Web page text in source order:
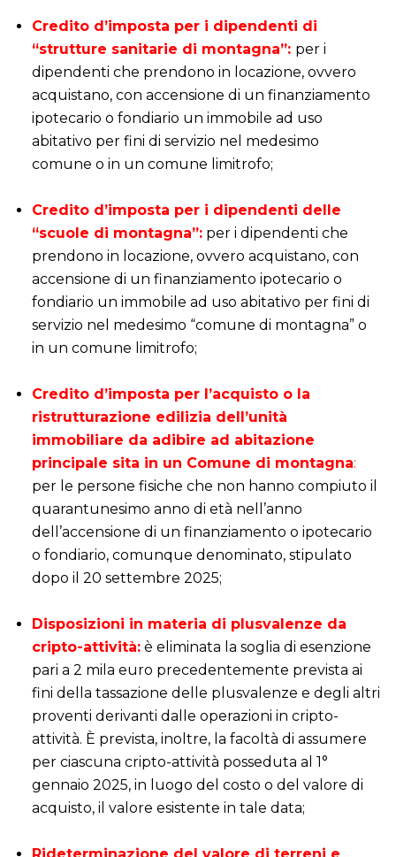
Credito d’imposta per i dipendenti di
“strutture sanitarie di montagna”: per i
dipendenti che prendono in locazione, ovvero
acquistano, con accensione di un finanziamento
ipotecario o fondiario un immobile ad uso
abitativo per fini di servizio nel medesimo
comune o in un comune limitrofo;
Credito d’imposta per i dipendenti delle
“scuole di montagna”: per i dipendenti che
prendono in locazione, ovvero acquistano, con
accensione di un finanziamento ipotecario o
fondiario un immobile ad uso abitativo per fini di
servizio nel medesimo “comune di montagna” o
in un comune limitrofo;
Credito d’imposta per l’acquisto o la
ristrutturazione edilizia dell’unità
immobiliare da adibire ad abitazione
principale sita in un Comune di montagna:
per le persone fisiche che non hanno compiuto il
quarantunesimo anno di età nell’anno
dell’accensione di un finanziamento o ipotecario
o fondiario, comunque denominato, stipulato
dopo il 20 settembre 2025;
Disposizioni in materia di plusvalenze da
cripto-attività:è eliminata la soglia di esenzione
pari a 2 mila euro precedentemente prevista ai
fini della tassazione delle plusvalenze e degli altri
proventi derivanti dalle operazioni in cripto-
attività. È prevista, inoltre, la facoltà di assumere
per ciascuna cripto-attività posseduta al 1°
gennaio 2025, in luogo del costo o del valore di
acquisto, il valore esistente in tale data;